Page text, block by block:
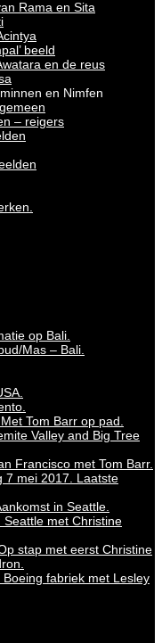
Rama en Sita
beeld
en de reus
en Nimfen
– reigers
op Bali.
Mas – Bali.
Tom Barr op pad.
Valley and Big Tree
Francisco met Tom Barr.
7 mei 2017. Laatste
in Seattle.
met Christine
stap met eerst Christine
fabriek met Lesley